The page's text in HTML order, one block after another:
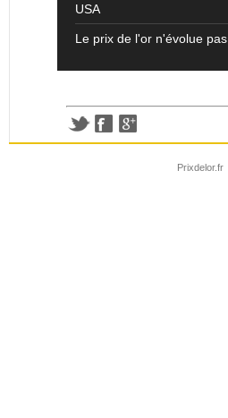
USA
Le prix de l'or n'évolue pas
Prixdelor.fr